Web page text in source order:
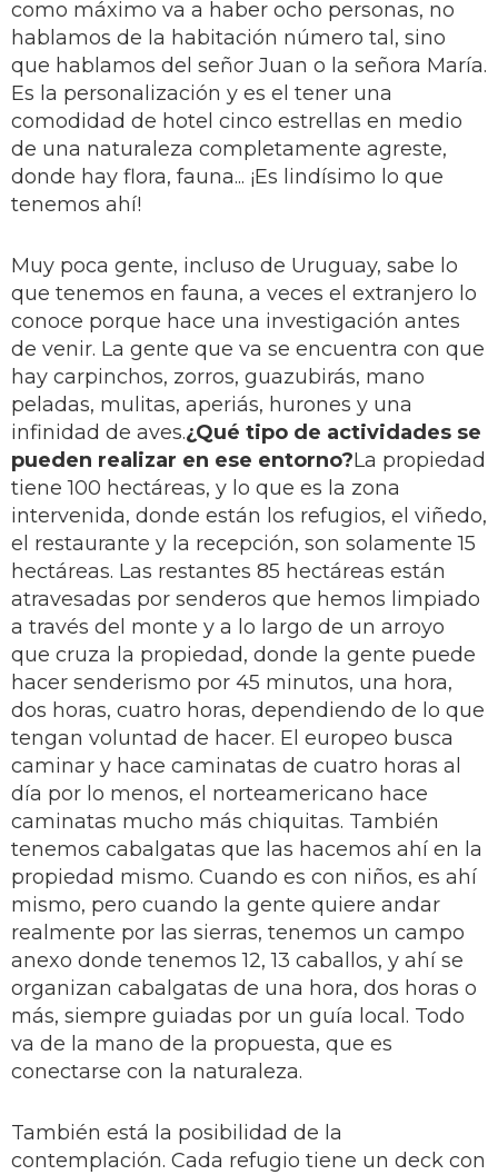
como máximo va a haber ocho personas, no
hablamos de la habitación número tal, sino
que hablamos del señor Juan o la señora María.
Es la personalización y es el tener una
comodidad de hotel cinco estrellas en medio
de una naturaleza completamente agreste,
donde hay flora, fauna... ¡Es lindísimo lo que
tenemos ahí!
Muy poca gente, incluso de Uruguay, sabe lo
que tenemos en fauna, a veces el extranjero lo
conoce porque hace una investigación antes
de venir. La gente que va se encuentra con que
hay carpinchos, zorros, guazubirás, mano
peladas, mulitas, aperiás, hurones y una
infinidad de aves.¿Qué tipo de actividades se
pueden realizar en ese entorno?La propiedad
tiene 100 hectáreas, y lo que es la zona
intervenida, donde están los refugios, el viñedo,
el restaurante y la recepción, son solamente 15
hectáreas. Las restantes 85 hectáreas están
atravesadas por senderos que hemos limpiado
a través del monte y a lo largo de un arroyo
que cruza la propiedad, donde la gente puede
hacer senderismo por 45 minutos, una hora,
dos horas, cuatro horas, dependiendo de lo que
tengan voluntad de hacer. El europeo busca
caminar y hace caminatas de cuatro horas al
día por lo menos, el norteamericano hace
caminatas mucho más chiquitas. También
tenemos cabalgatas que las hacemos ahí en la
propiedad mismo. Cuando es con niños, es ahí
mismo, pero cuando la gente quiere andar
realmente por las sierras, tenemos un campo
anexo donde tenemos 12, 13 caballos, y ahí se
organizan cabalgatas de una hora, dos horas o
más, siempre guiadas por un guía local. Todo
va de la mano de la propuesta, que es
conectarse con la naturaleza.
También está la posibilidad de la
contemplación. Cada refugio tiene un deck con